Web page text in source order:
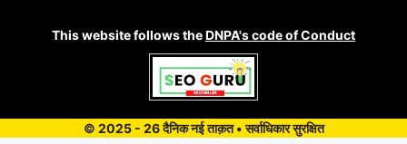
This website follows theDNPA's code of Conduct
© 2025 - 26 दैनिक नई ताक़त • सर्वाधिकार सुरक्षित